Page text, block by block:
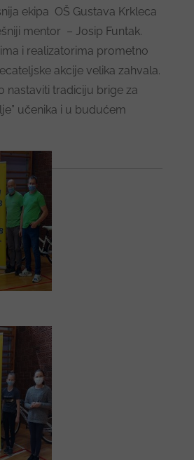
ekipa OŠ Gustava Krkleca
mentor – Josip Funtak.
i realizatorima prometno
akcije velika zahvala.
nastaviti tradiciju brige za
učenika i u budućem